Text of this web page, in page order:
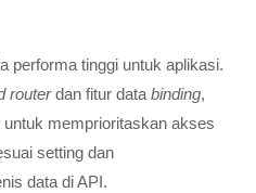
performa tinggi untuk aplikasi.
routerdan fitur data binding,
untuk memprioritaskan akses
setting dan
data di API.